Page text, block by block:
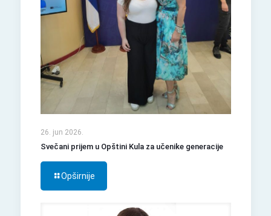
26. jun 2026.
Svečani prijem u Opštini Kula za učenike generacije
Opširnije